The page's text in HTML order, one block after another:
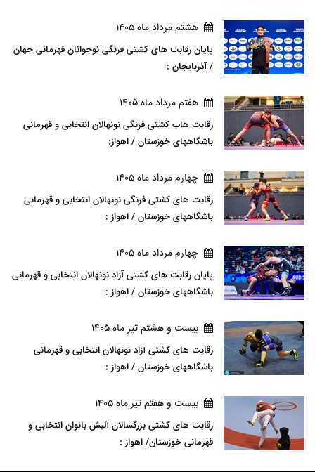
هشتم مرداد ماه 1405
پایان رقابت های کشتی فرنگی نوجوانان قهرمانی جهان
/ آذربایجان :
هفتم مرداد ماه 1405
رقابت هاب کشتی فرنگی نونهالان انتخابی و قهرمانی
باشگاههای خوزستان / اهواز:
چهارم مرداد ماه 1405
رقابت های کشتی فرنگی نونهالان انتخابی و قهرمانی
باشگاههای خوزستان / اهواز :
چهارم مرداد ماه 1405
پایان رقابت های کشتی آزاد نونهالان انتخابی و قهرمانی
باشگاههای خوزستان / اهواز :
بيست و هشتم تير ماه 1405
رقابت های کشتی آزاد نونهالان انتخابی و قهرمانی
باشگاههای خوزستان / اهواز :
بيست و هفتم تير ماه 1405
رقابت های کشتی بزرگسالان آلیش بانوان انتخابی و
قهرمانی خوزستان/ اهواز :